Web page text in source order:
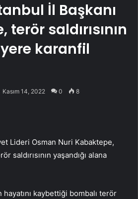
İl Başkanı
saldırısının
karanfil
Kasım 14, 2022 0 8
Lideri Osman Nuri Kabaktepe,
saldırısının yaşandığı alana
kaybettiği bombalı terör